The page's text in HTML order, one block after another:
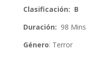
Clasificación: B
Duración: 98 Mins
Género: Terror